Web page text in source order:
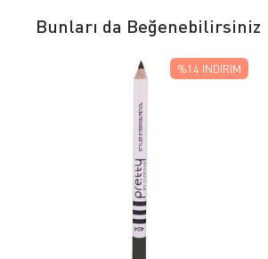
Bunları da Beğenebilirsiniz
FAVORILERE EKLE
SEPETE EKLE
%14 İNDIRIM